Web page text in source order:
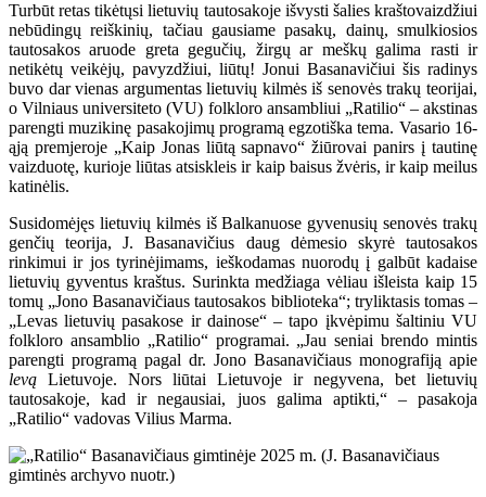
Turbūt retas tikėtųsi lietuvių tautosakoje išvysti šalies kraštovaizdžiui
nebūdingų reiškinių, tačiau gausiame pasakų, dainų, smulkiosios
tautosakos aruode greta gegučių, žirgų ar meškų galima rasti ir
netikėtų veikėjų, pavyzdžiui, liūtų! Jonui Basanavičiui šis radinys
buvo dar vienas argumentas lietuvių kilmės iš senovės trakų teorijai,
o Vilniaus universiteto (VU) folkloro ansambliui „Ratilio“ – akstinas
parengti muzikinę pasakojimų programą egzotiška tema. Vasario 16-
ąją premjeroje „Kaip Jonas liūtą sapnavo“ žiūrovai panirs į tautinę
vaizduotę, kurioje liūtas atsiskleis ir kaip baisus žvėris, ir kaip meilus
katinėlis.
Susidomėjęs lietuvių kilmės iš Balkanuose gyvenusių senovės trakų
genčių teorija, J. Basanavičius daug dėmesio skyrė tautosakos
rinkimui ir jos tyrinėjimams, ieškodamas nuorodų į galbūt kadaise
lietuvių gyventus kraštus. Surinkta medžiaga vėliau išleista kaip 15
tomų „Jono Basanavičiaus tautosakos biblioteka“; tryliktasis tomas –
„Levas lietuvių pasakose ir dainose“ – tapo įkvėpimu šaltiniu VU
folkloro ansamblio „Ratilio“ programai. „Jau seniai brendo mintis
parengti programą pagal dr. Jono Basanavičiaus monografiją apie
levą Lietuvoje. Nors liūtai Lietuvoje ir negyvena, bet lietuvių
tautosakoje, kad ir negausiai, juos galima aptikti,“ – pasakoja
„Ratilio“ vadovas Vilius Marma.